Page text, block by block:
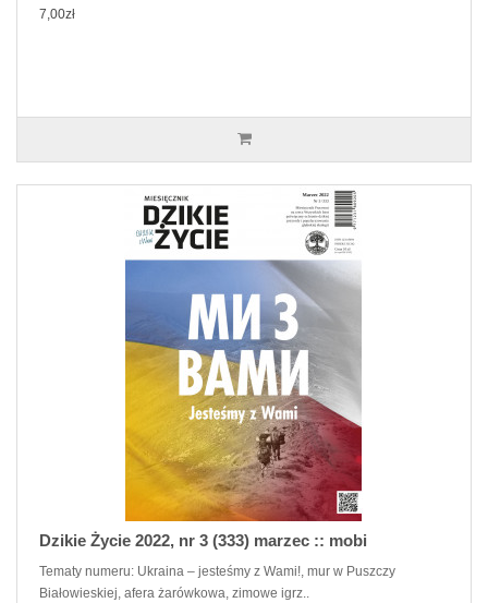
7,00zł
Dzikie Życie 2022, nr 3 (333) marzec :: mobi
Tematy numeru: Ukraina – jesteśmy z Wami!, mur w Puszczy
Białowieskiej, afera żarówkowa, zimowe igrz..